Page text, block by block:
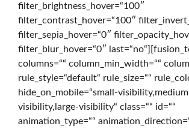
e
filter_brightness_hover=“100″
filter_contrast_hover=“100″
filter_sepia_hover=“0″
filter_blur_hover=“0″
columns=““ column_min_width=““
rule_style=“default“ rule_size=““
hide_on_mobile=“small-
visibility,large-visibility“ class=““ id=““
animation_type=““